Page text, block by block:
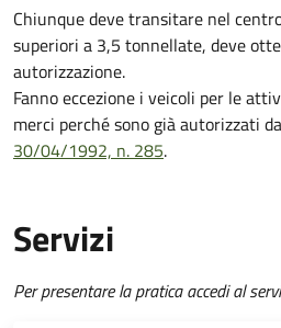
Chiunque deve transitare nel
superiori a 3,5 tonnellate, deve
autorizzazione.
Fanno eccezione i veicoli per le
merci perché sono già autorizzati
30/04/1992, n. 285.
Servizi
Per presentare la pratica accedi al